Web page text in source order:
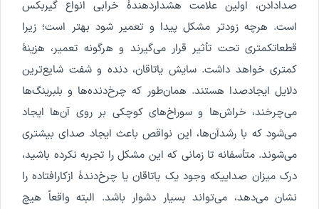
صدادادن، اولین علامت هشداردهندۀ خرابی انواع گیربکس
است. هرچه زودتر مشکل پیدا و تعمیر شود بهتر است؛ زیرا
قطعاتکمتری تحت تأثیر قرار میگیرند و هرگونه تعمیر، هزینۀ
کمتری خواهد داشت.سایش یاتاقان،دنده و شفت شایعترین
دلایل ایجادصدا هستند. همانطور که چرخدندهها و بلبرینگها
میچرخند، خراشها و سوراخهای کوچکی بر روی آنها ایجاد
میشود که با رشدآنها، این نواقص باعث ایجاد صدای بیشتری
میشوند.متأسفانه تا زمانی که این مشکل را تجربه نکرده باشید،
درک میزان صداییکه وجود یک یاتاقان یا چرخدندۀ ازکارافتاده را
نشان میدهد، میتواند بسیار دشوار باشد. البته واقعا هیچ